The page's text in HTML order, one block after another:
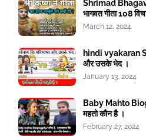
Shrimad
भागवत गीता 108
March 12, 2024
hindi vyakaran
और उसके भेद ।
January 13, 2024
Baby Mahto
महतो कौन है ।
February 27, 2024